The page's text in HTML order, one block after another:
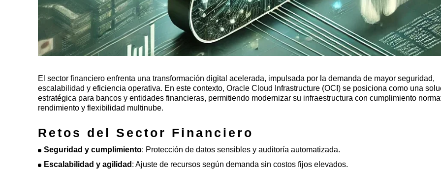
El sector financiero enfrenta una transformación digital acelerada, impulsada por la demanda de mayor seguridad,
escalabilidad y eficiencia operativa. En este contexto, Oracle Cloud Infrastructure (OCI) se posiciona como una
estratégica para bancos y entidades financieras, permitiendo modernizar su infraestructura con cumplimiento
rendimiento y flexibilidad multinube.
Retos del Sector Financiero
Seguridad y cumplimiento: Protección de datos sensibles y auditoría automatizada.
Escalabilidad y agilidad : Ajuste de recursos según demanda sin costos fijos elevados.